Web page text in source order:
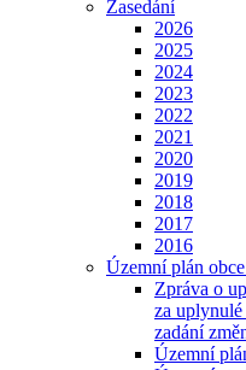
Zasedání
2026
2025
2024
2023
2022
2021
2020
2019
2018
2017
2016
Územní plán
Zpráva o
za
zadání
Územní